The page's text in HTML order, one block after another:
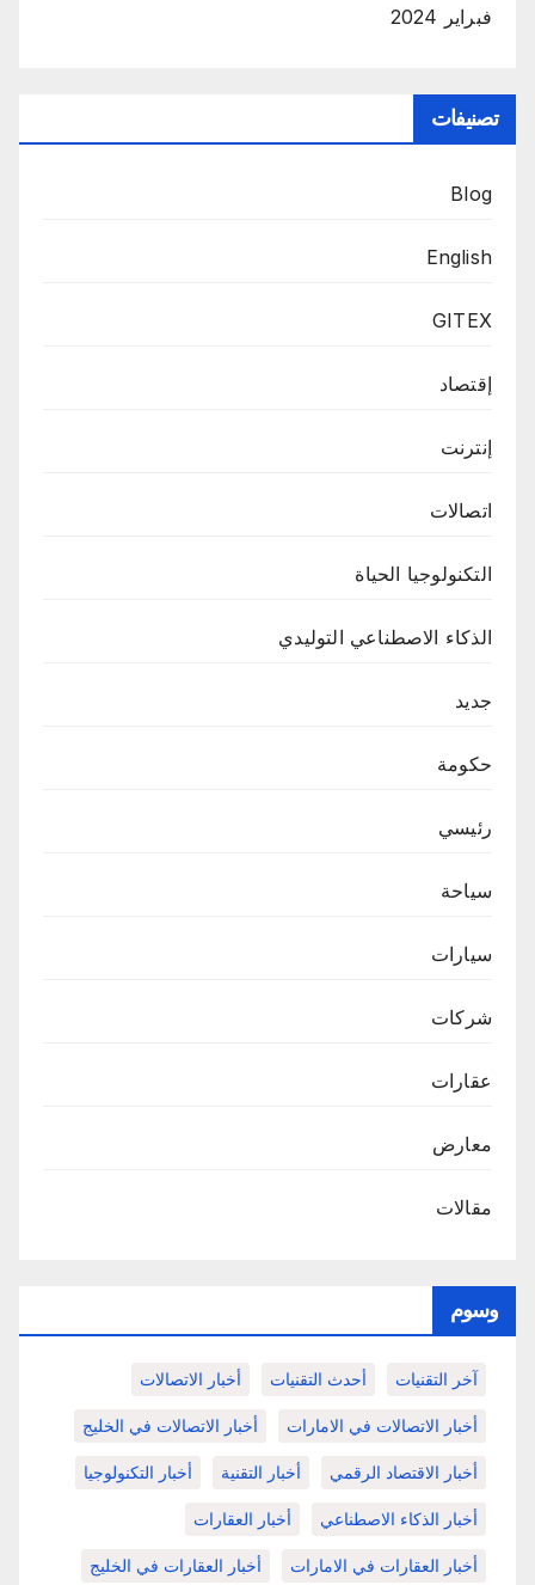
فبراير 2024
تصنيفات
Blog
English
GITEX
إقتصاد
إنترنت
اتصالات
التكنولوجيا الحياة
الذكاء الاصطناعي التوليدي
جديد
حكومة
رئيسي
سياحة
سيارات
شركات
عقارات
معارض
مقالات
وسوم
آخر التقنيات أحدث التقنيات أخبار الاتصالات
أخبار الاتصالات في الامارات أخبار الاتصالات في الخليج
أخبار الاقتصاد الرقمي أخبار التقنية أخبار التكنولوجيا
أخبار الذكاء الاصطناعي أخبار العقارات
أخبار العقارات في الامارات أخبار العقارات في الخليج